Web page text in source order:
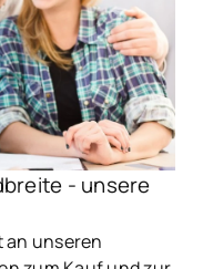
- unsere
unseren